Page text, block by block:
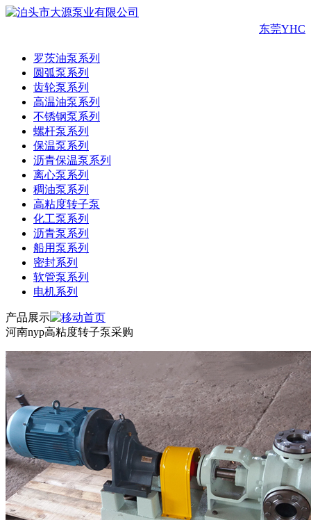
东莞
罗茨油泵系列
圆弧泵系列
齿轮泵系列
高温油泵系列
不锈钢泵系列
螺杆泵系列
保温泵系列
沥青保温泵系列
离心泵系列
稠油泵系列
高粘度转子泵
化工泵系列
沥青泵系列
船用泵系列
密封系列
软管泵系列
电机系列
产品展示
河南nyp高粘度转子泵采购